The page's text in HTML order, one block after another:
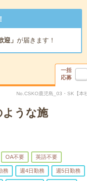
迎」 が届きます！
一括
応募
No.CSKO鹿児島_03・SK【本社
ような施
OA不要 英語不要
務 週4日勤務 週5日勤務